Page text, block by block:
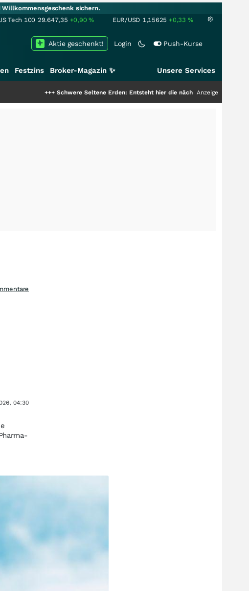
sichern.
Tech 100 29.647,35 +0,90% EUR/USD 1,15625 +0,33 %
Login Push-Kurse
Aktie geschenkt!
Festzins Broker-Magazin ✨ Unsere Services
Schwere Seltene Erden: Entsteht hier die nächste Milliardenstory?+++
Anzeige
04:30